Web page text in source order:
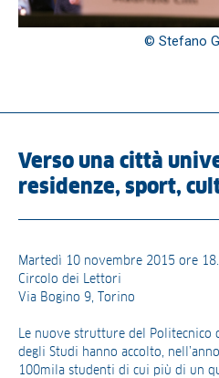
©
Verso una città
residenze, sport,
Martedì 10 novembre 2015 ore
Circolo dei Lettori
Via Bogino 9, Torino
Le nuove strutture del Politecnico
degli Studi hanno accolto,
100mila studenti di cui più di un